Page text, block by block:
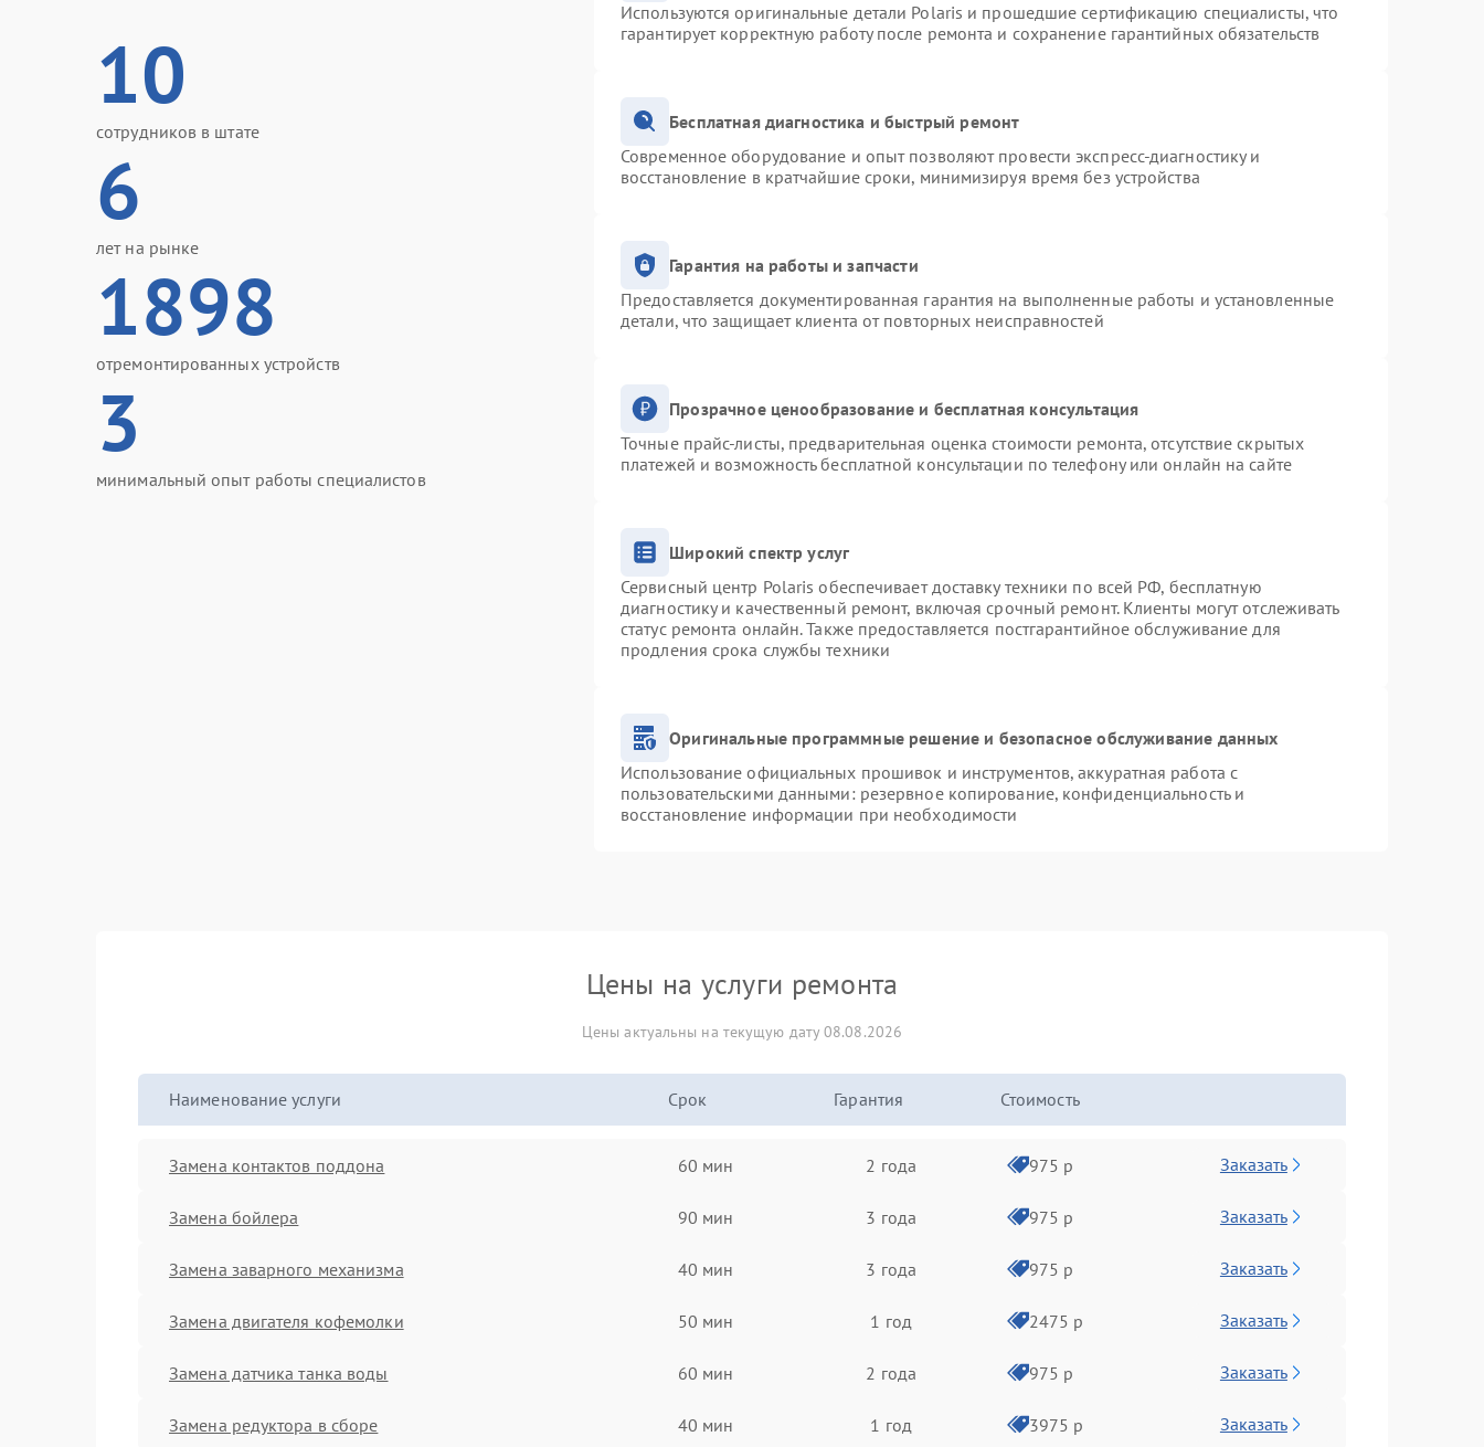
10
сотрудников в штате
6
лет на рынке
1898
отремонтированных устройств
3
минимальный опыт работы специалистов
Используются оригинальные детали Polaris и прошедшие сертификацию специалисты, что
гарантирует корректную работу после ремонта и сохранение гарантийных обязательств
Бесплатная диагностика и быстрый ремонт
Современное оборудование и опыт позволяют провести экспресс-диагностику и
восстановление в кратчайшие сроки, минимизируя время без устройства
Гарантия на работы и запчасти
Предоставляется документированная гарантия на выполненные работы и установленные
детали, что защищает клиента от повторных неисправностей
Прозрачное ценообразование и бесплатная консультация
Точные прайс-листы, предварительная оценка стоимости ремонта, отсутствие скрытых
платежей и возможность бесплатной консультации по телефону или онлайн на сайте
Широкий спектр услуг
Сервисный центр Polaris обеспечивает доставку техники по всей РФ, бесплатную
диагностику и качественный ремонт, включая срочный ремонт. Клиенты могут отслеживать
статус ремонта онлайн. Также предоставляется постгарантийное обслуживание для
продления срока службы техники
Оригинальные программные решение и безопасное обслуживание данных
Использование официальных прошивок и инструментов, аккуратная работа с
пользовательскими данными: резервное копирование, конфиденциальность и
восстановление информации при необходимости
Цены на услуги ремонта
Цены актуальны на текущую дату 08.08.2026
Наименование услуги Срок Гарантия Стоимость
Замена контактов поддона 60 мин 2 года 975 р Заказать
Замена бойлера 90 мин 3 года 975 р Заказать
Замена заварного механизма 40 мин 3 года 975 р Заказать
Замена двигателя кофемолки 50 мин 1 год 2475 р Заказать
Замена датчика танка воды 60 мин 2 года 975 р Заказать
Замена редуктора в сборе 40 мин 1 год 3975 р Заказать